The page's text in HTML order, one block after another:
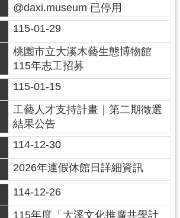
@daxi.museum 已停用
115-01-29
桃園市立大溪木藝生態博物館
115年志工招募
115-01-15
工藝人才支持計畫｜第二期徵選
結果公告
114-12-30
2026年連假休館日詳細資訊
114-12-26
115年度「大溪文化推廣共學計